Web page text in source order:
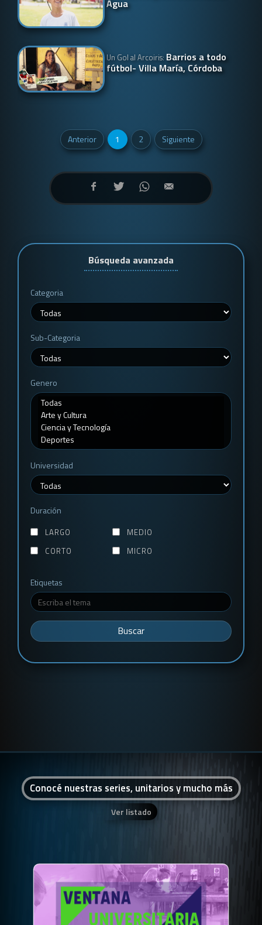
Agua
Un Gol al Arcoiris: Barrios a todo
fútbol- Villa María, Córdoba
Anterior 1 2 Siguiente
Búsqueda avanzada
Categoria
Sub-Categoria
Genero
Universidad
Duración
LARGO
MEDIO
CORTO
MICRO
Etiquetas
Buscar
Conocé nuestras series, unitarios y mucho más
Ver listado